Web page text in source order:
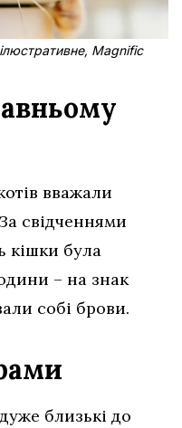
Magnific
вважали
свідченнями
кішки була
– на знак
собі брови.
близькі до